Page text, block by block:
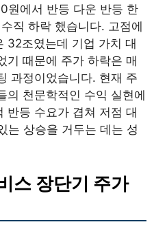
원에서 반등 다운 반등 한
직 하락 했습니다. 고점에
32조였는데 기업 가치 대
기 때문에 주가 하락은 매
과정이었습니다. 현재 주
의 천문학적인 수익 실현에
반등 수요가 겹쳐 저점 대
는 상승을 거두는 데는 성
스 장단기 주가